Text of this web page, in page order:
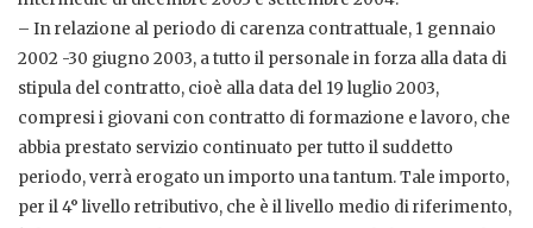
– In relazione al periodo di carenza contrattuale, 1 gennaio
2002 -30 giugno 2003, a tutto il personale in forza alla data di
stipula del contratto, cioè alla data del 19 luglio 2003,
compresi i giovani con contratto di formazione e lavoro, che
abbia prestato servizio continuato per tutto il suddetto
periodo, verrà erogato un importo una tantum. Tale importo,
per il 4° livello retributivo, che è il livello medio di riferimento,